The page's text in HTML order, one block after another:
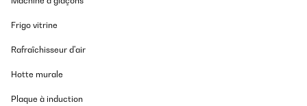
Frigo vitrine
Rafraîchisseur d'air
Hotte murale
Plaque à induction